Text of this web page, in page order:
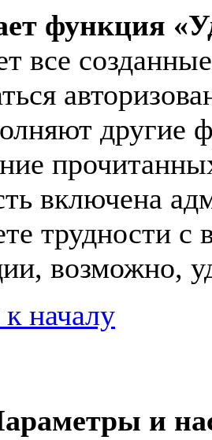
функция
все
другие
включена
трудности с
возможно,
началу
и